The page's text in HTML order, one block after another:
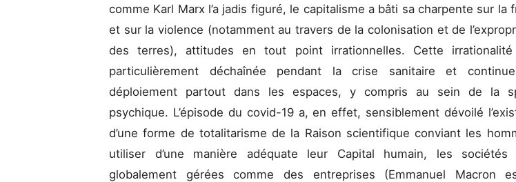
comme Karl Marx l’a jadis figuré, le capitalisme a bâti sa charpente sur la
et sur la violence (notamment au travers de la colonisation et de
des terres), attitudes en tout point irrationnelles. Cette irrationalité
particulièrement déchaînée pendant la crise sanitaire et
déploiement partout dans les espaces, y compris au sein de la
psychique. L’épisode du covid-19 a, en effet, sensiblement dévoilé
d’une forme de totalitarisme de la Raison scientifique conviant les
utiliser d’une manière adéquate leur Capital humain, les sociétés
globalement gérées comme des entreprises (Emmanuel Macron